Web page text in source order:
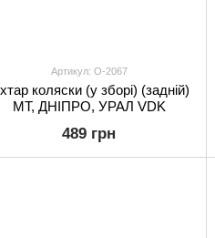
Артикул: O-2067
коляски (у зборі) (задній)
МТ, ДНІПРО, УРАЛ VDK
489 грн